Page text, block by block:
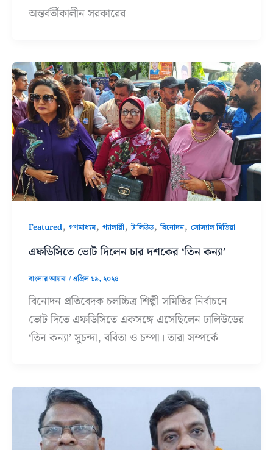
অন্তর্বর্তীকালীন সরকারের
Featured,গণমাধ্যম,গ্যালারী,টালিউড,বিনোদন,সোস্যাল মিডিয়া
এফডিসিতে ভোট দিলেন চার দশকের ‘তিন কন্যা’
বাংলার আয়না/এপ্রিল ১৯, ২০২৪
বিনোদন প্রতিবেদক চলচ্চিত্র শিল্পী সমিতির নির্বাচনে
ভোট দিতে এফডিসিতে একসঙ্গে এসেছিলেন ঢালিউডের
‘তিন কন্যা’ সুচন্দা, ববিতা ও চম্পা। তারা সম্পর্কে